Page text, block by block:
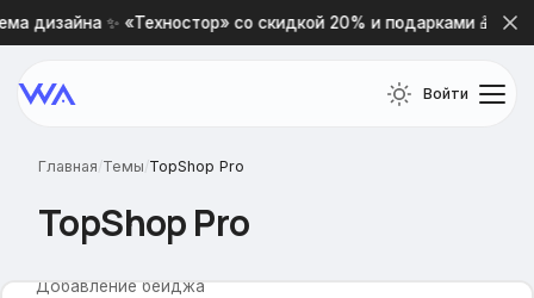
дизайна ✨ «Техностор» со скидкой 20% и подарками 🎁
Войти
Главная/Темы/TopShop Pro
TopShop Pro
Бренды
Название брендов
Заголовок для брендов
Ленивая загрузка
Добавление бейджа